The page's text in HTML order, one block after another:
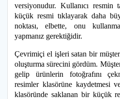
versiyonudur. Kullanıcı resmin
küçük resmi tıklayarak daha
noktası, elbette, onu
yapmanız gerektiğidir.
Çevrimiçi el işleri satan bir
oluşturma sürecini gördüm.
gelip ürünlerin fotoğrafını
resimler klasörüne kaydetmesi
klasöründe saklanan bir küçük